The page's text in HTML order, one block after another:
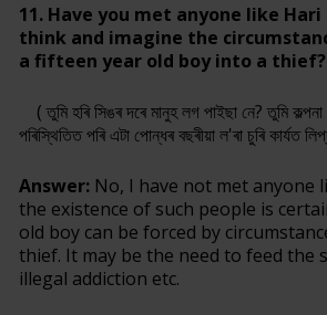
11. Have you met anyone like Hari
think and imagine the
a fifteen year old boy into a thief?
( তুমি হৰি সিঙৰ দৰে মানুহ লগ পাইছা নে? তুমি
পৰিস্থিতিত পৰি এটা পোন্ধৰ বছৰীয়া ল'ৰা চুৰি কাৰ্যত
Answer: No, I have not met anyone
the existence of such people is
old boy can be forced by
thief. It may be the need to feed the
illegal addiction etc.